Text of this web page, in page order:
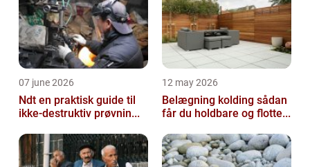
07 june 2026
Ndt en praktisk guide til
ikke-destruktiv prøvnin...
12 may 2026
Belægning kolding sådan
får du holdbare og flotte...